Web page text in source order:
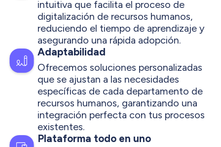
intuitiva que facilita el proceso de
digitalización de recursos humanos,
reduciendo el tiempo de aprendizaje y
asegurando una rápida adopción.
Adaptabilidad
Ofrecemos soluciones personalizadas
que se ajustan a las necesidades
específicas de cada departamento de
recursos humanos, garantizando una
integración perfecta con tus procesos
existentes.
Plataforma todo en uno